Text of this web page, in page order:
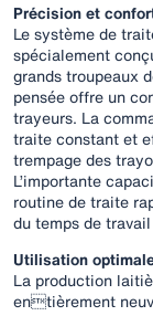
Précision et
Le système de
spécialement
grands troupeaux
pensée offre un
trayeurs. La
traite constant et
trempage des
L’importante
routine de traite
du temps de
Utilisation
La production
entièrement